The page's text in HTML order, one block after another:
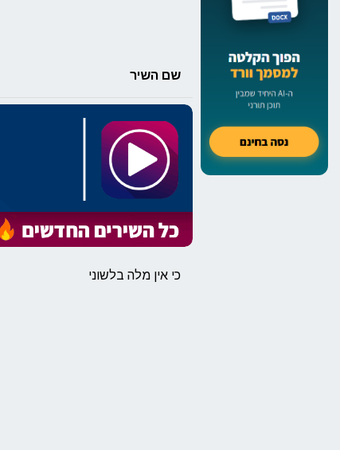
שם השיר
כי אין מלה בלשוני